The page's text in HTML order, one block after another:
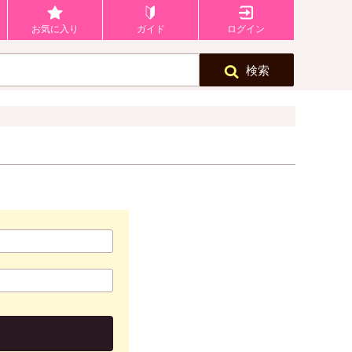
お気に入り ガイド ログイン
検索